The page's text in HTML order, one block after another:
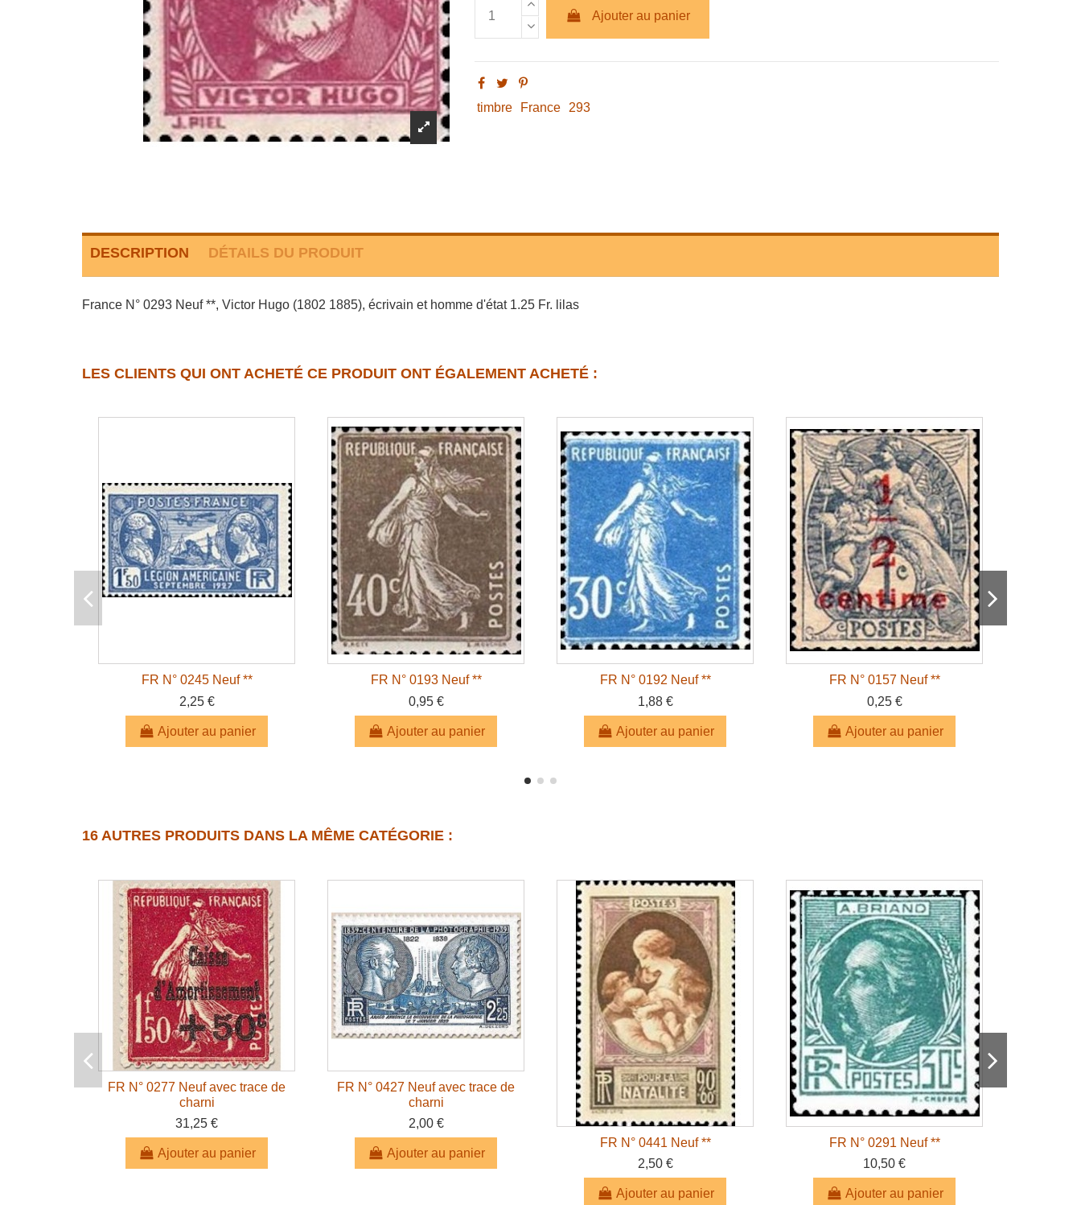
Ajouter au panier
timbre France 293
DESCRIPTION DÉTAILS DU PRODUIT
France N° 0293 Neuf **, Victor Hugo (1802 1885), écrivain et homme d'état 1.25 Fr. lilas
LES CLIENTS QUI ONT ACHETÉ CE PRODUIT ONT ÉGALEMENT ACHETÉ :
FR N° 0245 Neuf **
2,25 €
Ajouter au panier
FR N° 0193 Neuf **
0,95 €
Ajouter au panier
FR N° 0192 Neuf **
1,88 €
Ajouter au panier
FR N° 0157 Neuf **
0,25 €
Ajouter au panier
16 AUTRES PRODUITS DANS LA MÊME CATÉGORIE :
FR N° 0277 Neuf avec trace de
charni
31,25 €
Ajouter au panier
FR N° 0427 Neuf avec trace de
charni
2,00 €
Ajouter au panier
FR N° 0441 Neuf **
2,50 €
Ajouter au panier
FR N° 0291 Neuf **
10,50 €
Ajouter au panier